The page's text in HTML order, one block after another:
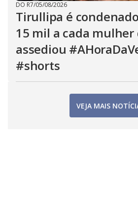
DO R7/05/08/2026
Tirullipa é
15 mil a cada mulher
assediou
#shorts
VEJA MAIS